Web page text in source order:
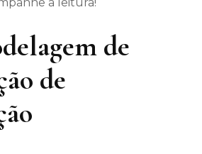
de
de